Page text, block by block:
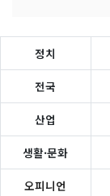
정치
전국
산업
생활·문화
오피니언